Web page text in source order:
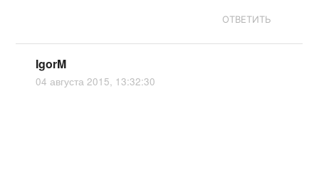
ОТВЕТИТЬ
IgorM
04 августа 2015, 13:32:30